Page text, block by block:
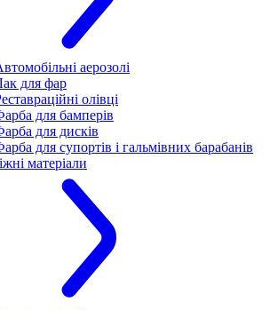
аерозолі
для фар
олівці
для бамперів
для дисків
для супортів і гальмівних барабанів
матеріали